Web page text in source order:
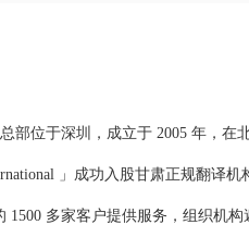
位于深圳，成立于 2005 年，在
」成功入股甘肃正规翻译机
多家客户提供服务，组织机